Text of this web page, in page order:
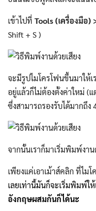
เข้าไปที่ Tools (เครื่องมือ)
Shift + S )
จะมีรูปไมโครโฟนขึ้นมาให้
อยู่แล้วก็ไม่ต้องตั้งค่าใหม่ (
ซึ่งสามารถรองรับได้มากถึ
จากนั้นเราก็มาเริ่มพิมพ์งาน
เพียงแค่เอาเม้าส์คลิก ที่ไมโ
เลยเท่านี้มันก็จะเริ่มพิมพ์ให้
อังกฤษผสมกันก็ได้นะ